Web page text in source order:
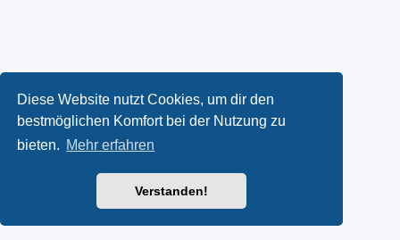
Diese Website nutzt Cookies, um dir den
bestmöglichen Komfort bei der Nutzung zu
bieten. Mehr erfahren
Verstanden!